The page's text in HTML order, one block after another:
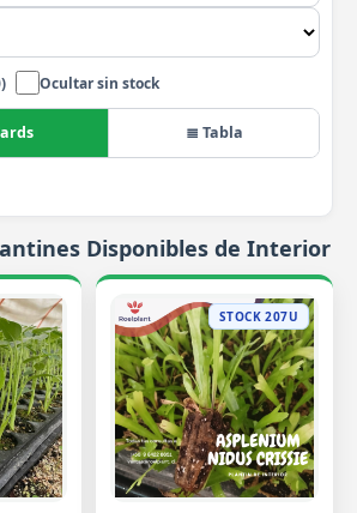
Ocultar sin stock
≣ Tabla
Disponibles de Interior
STOCK 207U